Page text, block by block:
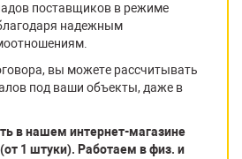
поставщиков в режиме
надежным
вы можете рассчитывать
под ваши объекты, даже в
в нашем интернет-магазине
1 штуки). Работаем в физ. и